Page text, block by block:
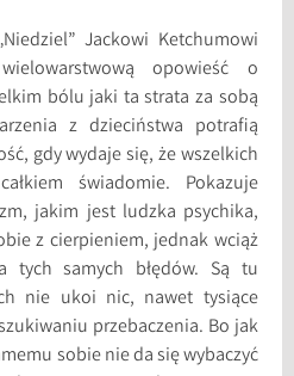
Jackowi Ketchumowi
opowieść o
bólu jaki ta strata za sobą
z dzieciństwa potrafią
gdy wydaje się, że wszelkich
świadomie. Pokazuje
jakim jest ludzka psychika,
z cierpieniem, jednak wciąż
tych samych błędów. Są tu
nie ukoi nic, nawet tysiące
przebaczenia. Bo jak
sobie nie da się wybaczyć